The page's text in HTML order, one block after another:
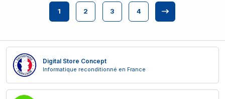
1 2 3 4 Next
Digital Store Concept
Informatique reconditionné en France